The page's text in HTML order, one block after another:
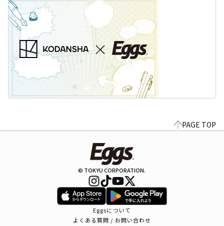
PAGE TOP
© TOKYU CORPORATION.
Eggsについて
よくある質問 / お問い合わせ